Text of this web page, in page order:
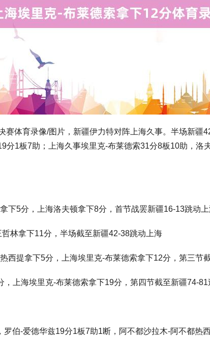
赛体育录像/图片，新疆伊力特对阵上海久事。半场新疆
分1板7助；上海久事埃里克-布莱德索31分8板10助，洛
下5分，上海洛夫顿拿下8分，首节战罢新疆16-13跳动
林拿下11分，半场截至新疆42-38跳动上海
西提拿下5分，上海埃里克-布莱德索拿下12分，第三节
，上海埃里克-布莱德索拿下19分，第四节截至新疆74-
伯-爱德华兹19分1板7助1断，阿不都沙拉木-阿不都热